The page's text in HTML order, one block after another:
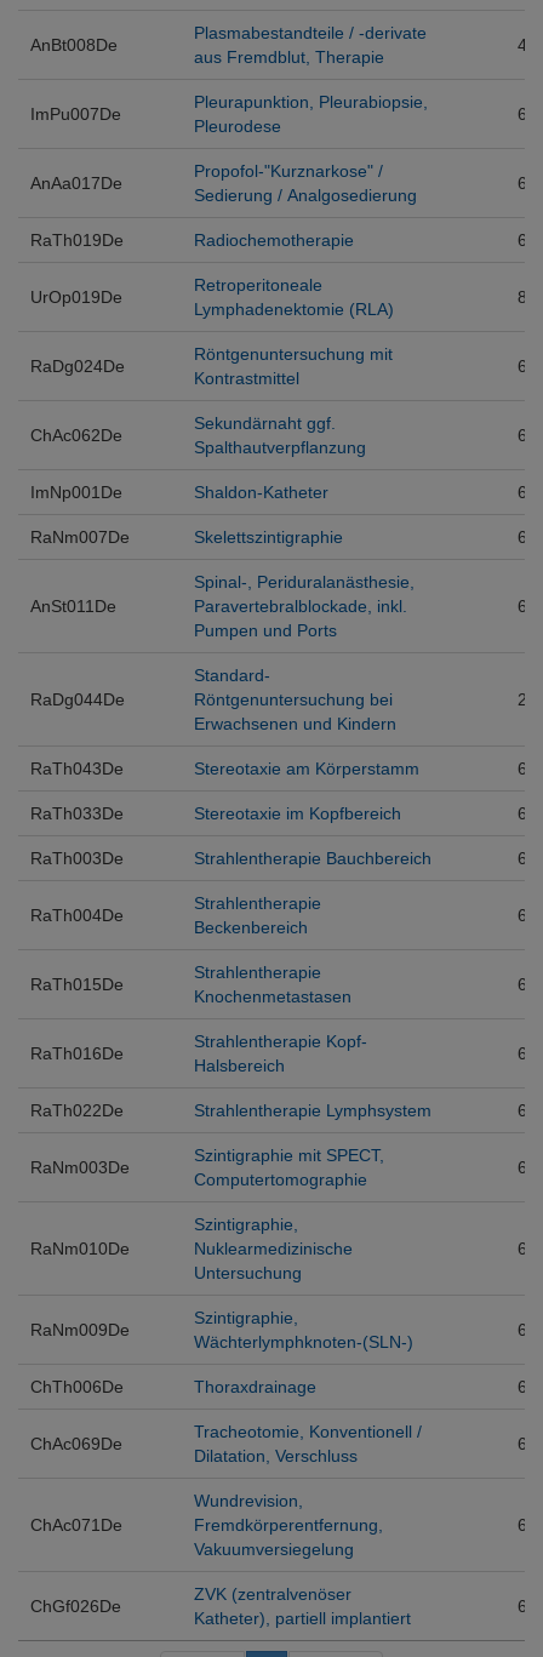
AnBt008De
Plasmabestandteile / -derivate
aus Fremdblut, Therapie
4
ImPu007De
Pleurapunktion, Pleurabiopsie,
Pleurodese
6
AnAa017De
Propofol-"Kurznarkose" /
Sedierung / Analgosedierung
6
RaTh019De Radiochemotherapie 6
UrOp019De
Retroperitoneale
Lymphadenektomie (RLA)
8
RaDg024De
Röntgenuntersuchung mit
Kontrastmittel
6
ChAc062De
Sekundärnaht ggf.
Spalthautverpflanzung
6
ImNp001De Shaldon-Katheter
6
RaNm007De
Skelettszintigraphie 6
AnSt011De
Spinal-, Periduralanästhesie,
Paravertebralblockade, inkl.
Pumpen und Ports
6
RaDg044De
Standard-
Röntgenuntersuchung bei
Erwachsenen und Kindern
2
RaTh043De Stereotaxie am Körperstamm
6
RaTh033De
Stereotaxie im Kopfbereich
6
RaTh003De
Strahlentherapie Bauchbereich 6
RaTh004De
Strahlentherapie
Beckenbereich
6
RaTh015De
Strahlentherapie
Knochenmetastasen
6
RaTh016De
Strahlentherapie Kopf-
Halsbereich
6
RaTh022De Strahlentherapie Lymphsystem 6
RaNm003De
Szintigraphie mit SPECT,
Computertomographie
6
RaNm010De
Szintigraphie,
Nuklearmedizinische
Untersuchung
6
RaNm009De
Szintigraphie,
Wächterlymphknoten-(SLN-)
6
ChTh006De Thoraxdrainage 6
ChAc069De
Tracheotomie, Konventionell /
Dilatation, Verschluss
6
ChAc071De
Wundrevision,
Fremdkörperentfernung,
Vakuumversiegelung
6
ChGf026De
ZVK (zentralvenöser
Katheter), partiell implantiert
6